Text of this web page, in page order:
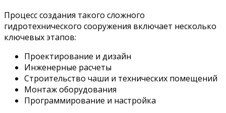
Процесс создания такого сложного
гидротехнического сооружения включает несколько
ключевых этапов:
Проектирование и дизайн
Инженерные расчеты
Строительство чаши и технических помещений
Монтаж оборудования
Программирование и настройка